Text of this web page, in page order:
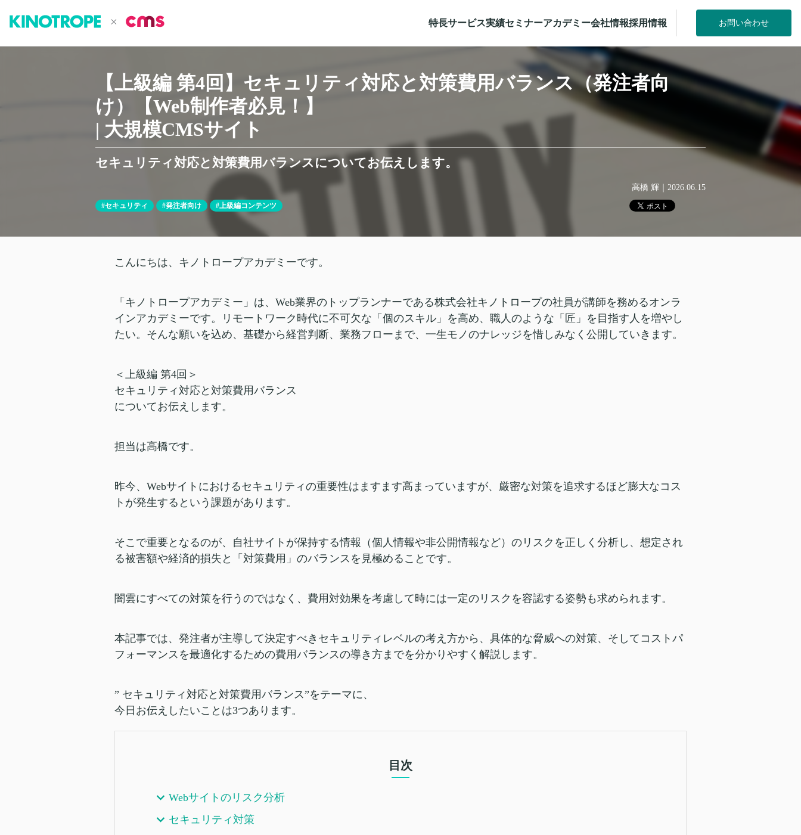
特長サービス実績セミナーアカデミー会社情報採用情報 お問い合わせ
【上級編 第4回】セキュリティ対応と対策費用バランス（発注者向
け）【Web制作者必見！】
| 大規模CMSサイト
セキュリティ対応と対策費用バランスについてお伝えします。
#セキュリティ #発注者向け #上級編コンテンツ
高橋 輝 2026.06.15
こんにちは、キノトロープアカデミーです。
「キノトロープアカデミー」は、Web業界のトップランナーである株式会社キノトロープの社員が講師を務めるオンラ
インアカデミーです。リモートワーク時代に不可欠な「個のスキル」を高め、職人のような「匠」を目指す人を増やし
たい。そんな願いを込め、基礎から経営判断、業務フローまで、一生モノのナレッジを惜しみなく公開していきます。
＜上級編 第4回＞
セキュリティ対応と対策費用バランス
についてお伝えします。
担当は高橋です。
昨今、Webサイトにおけるセキュリティの重要性はますます高まっていますが、厳密な対策を追求するほど膨大なコス
トが発生するという課題があります。
そこで重要となるのが、自社サイトが保持する情報（個人情報や非公開情報など）のリスクを正しく分析し、想定され
る被害額や経済的損失と「対策費用」のバランスを見極めることです。
闇雲にすべての対策を行うのではなく、費用対効果を考慮して時には一定のリスクを容認する姿勢も求められます。
本記事では、発注者が主導して決定すべきセキュリティレベルの考え方から、具体的な脅威への対策、そしてコストパ
フォーマンスを最適化するための費用バランスの導き方までを分かりやすく解説します。
” セキュリティ対応と対策費用バランス”をテーマに、
今日お伝えしたいことは3つあります。
目次
Webサイトのリスク分析
セキュリティ対策